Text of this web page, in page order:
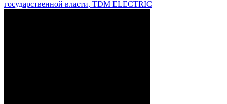
государственной власти, TDM ELECTRIC